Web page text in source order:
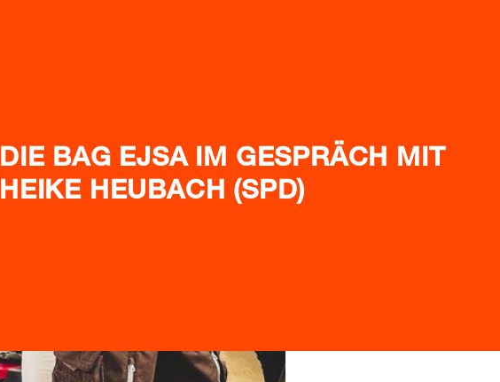
DIE BAG EJSA IM GESPRÄCH MIT
HEIKE HEUBACH (SPD)